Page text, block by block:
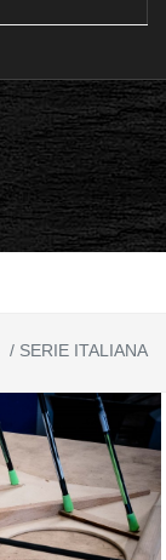
/ SERIE ITALIANA